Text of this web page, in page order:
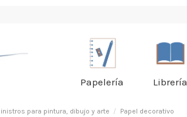
Papelería Librería
para pintura, dibujo y arte Papel decorativo